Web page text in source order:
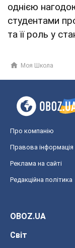
однією
студентами
та її роль у
Моя Школа
Про компанію
Правова інформація
Реклама на сайті
Редакційна політика
OBOZ.UA
Світ